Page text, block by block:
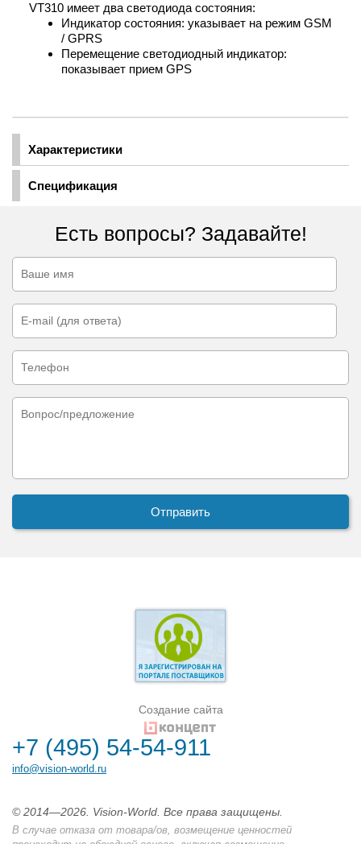
Характеристики
Спецификация
VT310 имеет два светодиода состояния:
Индикатор состояния: указывает на режим GSM
/ GPRS
Перемещение светодиодный индикатор:
показывает прием GPS
Есть вопросы? Задавайте!
Создание сайта
+7 (495) 54-54-911
info@vision-world.ru
© 2014—2026. Vision-World. Все права защищены.
В случае отказа от товара/ов, возмещение ценностей